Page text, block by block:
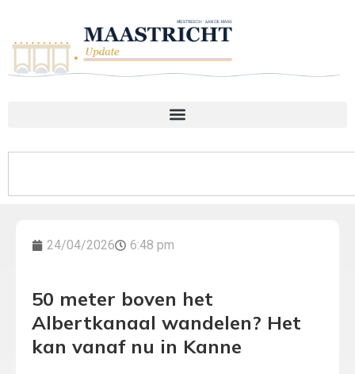
24/04/2026 6:48 pm
50 meter boven het
Albertkanaal wandelen? Het
kan vanaf nu in Kanne